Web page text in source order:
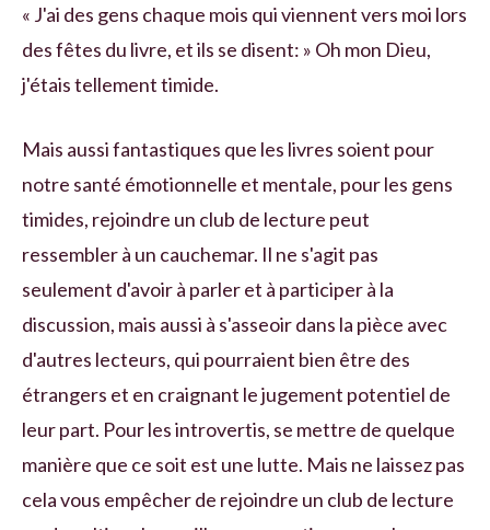
« J'ai des gens chaque mois qui viennent vers moi lors
des fêtes du livre, et ils se disent: » Oh mon Dieu,
j'étais tellement timide.
Mais aussi fantastiques que les livres soient pour
notre santé émotionnelle et mentale, pour les gens
timides, rejoindre un club de lecture peut
ressembler à un cauchemar. Il ne s'agit pas
seulement d'avoir à parler et à participer à la
discussion, mais aussi à s'asseoir dans la pièce avec
d'autres lecteurs, qui pourraient bien être des
étrangers et en craignant le jugement potentiel de
leur part. Pour les introvertis, se mettre de quelque
manière que ce soit est une lutte. Mais ne laissez pas
cela vous empêcher de rejoindre un club de lecture